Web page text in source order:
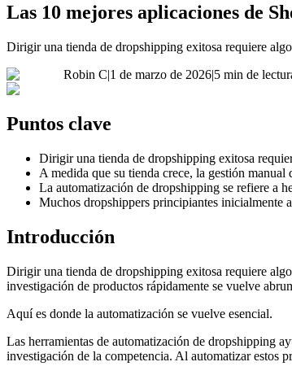
Las 10 mejores aplicaciones de
Dirigir una tienda de dropshipping exitosa requiere
Robin C|1 de marzo de 2026|5 min de
Puntos clave
Dirigir una tienda de dropshipping exitosa
A medida que su tienda crece, la gestión
La automatización de dropshipping se refiere a
Muchos dropshippers principiantes inicialmente
Introducción
Dirigir una tienda de dropshipping exitosa requiere
investigación de productos rápidamente se vuelve
Aquí es donde la automatización se vuelve esencial.
Las herramientas de automatización de dropshipping
investigación de la competencia. Al automatizar estos